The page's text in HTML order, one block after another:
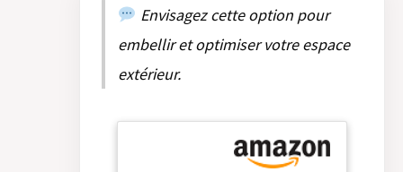
position idéale
pour manger,
discuter ou se
RÉSISTANT AUX
INTEMPÉRIES
L’aluminium et la
Envisagez cette option pour
embellir et optimiser votre espace
extérieur.